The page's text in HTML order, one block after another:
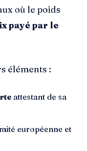
où le poids
payé par le
éléments :
attestant de sa
européenne et